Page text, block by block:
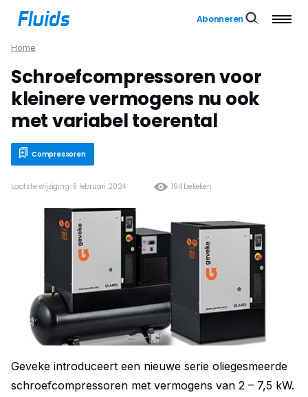
Abonneren
Home
Schroefcompressoren voor
kleinere vermogens nu ook
met variabel toerental
Compressoren
194 bekeken
Laatste wijziging: 9 februari 2024
Geveke introduceert een nieuwe serie oliegesmeerde
schroefcompressoren met vermogens van 2 – 7,5 kW.